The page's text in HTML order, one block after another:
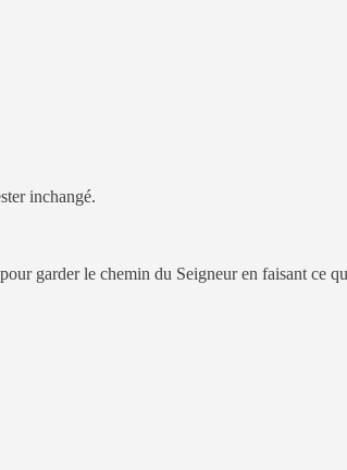
inchangé.
garder le chemin du Seigneur en faisant ce